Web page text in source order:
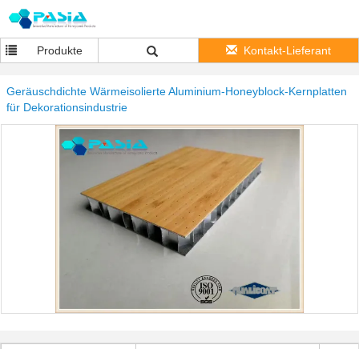
Produkte Kontakt-Lieferant
Geräuschdichte Wärmeisolierte Aluminium-Honeyblock-Kernplatten
für Dekorationsindustrie